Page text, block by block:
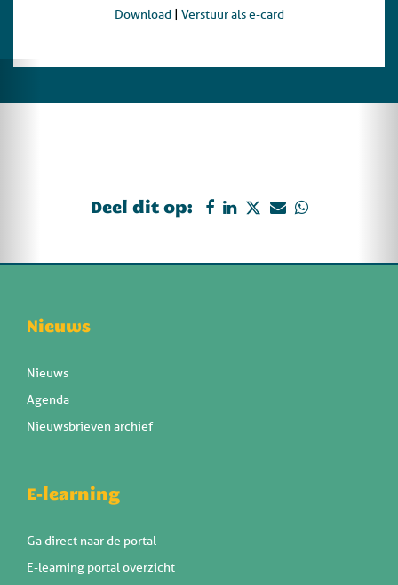
Download| Verstuur als e-card
Deel dit op:
Nieuws
Nieuws
Agenda
Nieuwsbrieven archief
E-learning
Ga direct naar de portal
E-learning portal overzicht